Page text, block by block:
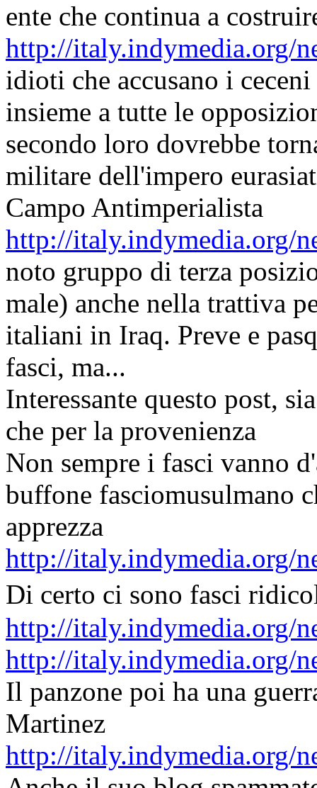
ente che continua a
http://italy.indymedia.org/
idioti che accusano i
insieme a tutte le
secondo loro dovrebbe
militare dell'impero
Campo Antimperialista
http://italy.indymedia.org/
noto gruppo di terza
male) anche nella trattiva
italiani in Iraq. Preve e
fasci, ma...
Interessante questo post,
che per la provenienza
Non sempre i fasci vanno
buffone fasciomusulmano
apprezza
http://italy.indymedia.org/
Di certo ci sono fasci
http://italy.indymedia.org/
http://italy.indymedia.org/
Il panzone poi ha una
Martinez
http://italy.indymedia.org/